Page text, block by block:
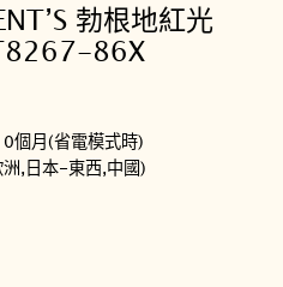
勃根地紅光
86X
個月(省電模式時)
,日本-東西,中國)